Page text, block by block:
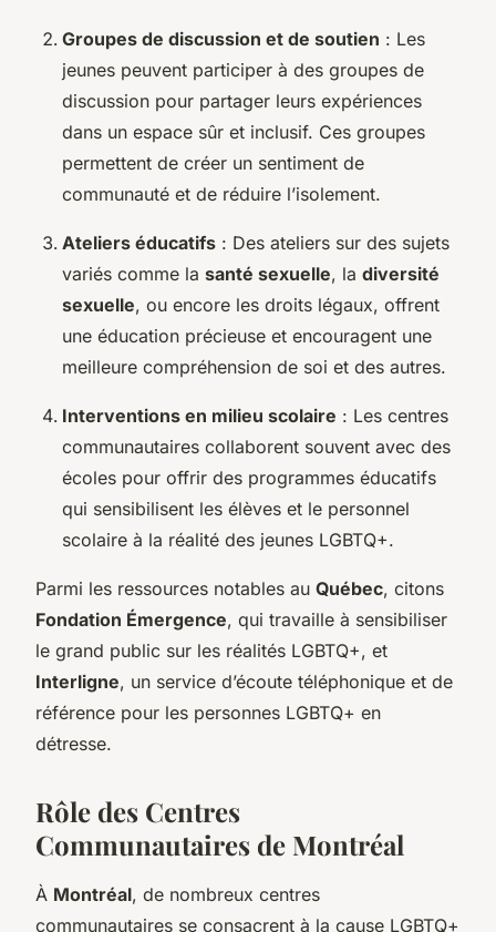
Groupes de discussion et de soutien : Les
jeunes peuvent participer à des groupes de
discussion pour partager leurs expériences
dans un espace sûr et inclusif. Ces groupes
permettent de créer un sentiment de
communauté et de réduire l’isolement.
Ateliers éducatifs : Des ateliers sur des sujets
variés comme la santé sexuelle, la diversité
sexuelle, ou encore les droits légaux, offrent
une éducation précieuse et encouragent une
meilleure compréhension de soi et des autres.
Interventions en milieu scolaire : Les centres
communautaires collaborent souvent avec des
écoles pour offrir des programmes éducatifs
qui sensibilisent les élèves et le personnel
scolaire à la réalité des jeunes LGBTQ+.
Parmi les ressources notables au Québec, citons
Fondation Émergence, qui travaille à sensibiliser
le grand public sur les réalités LGBTQ+, et
Interligne, un service d’écoute téléphonique et de
référence pour les personnes LGBTQ+ en
détresse.
Rôle des Centres
Communautaires de Montréal
À Montréal, de nombreux centres
communautaires se consacrent à la cause LGBTQ+